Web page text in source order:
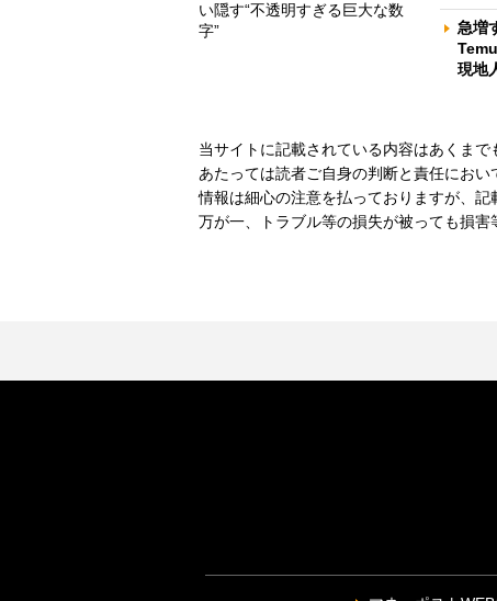
い隠す“不透明すぎる巨大な数
字”
急増
現地
当サイトに記載されている内容はあくま
あたっては読者ご自身の判断と責任にお
情報は細心の注意を払っておりますが、記
万が一、トラブル等の損失が被っても損害